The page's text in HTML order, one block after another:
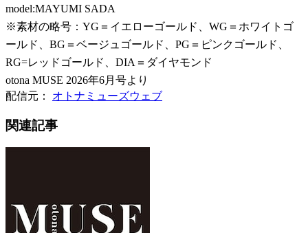
model:MAYUMI SADA
※素材の略号：YG＝イエローゴールド、WG＝ホワイトゴ
ールド、BG＝ベージュゴールド、PG＝ピンクゴールド、
RG=レッドゴールド、DIA＝ダイヤモンド
otona MUSE 2026年6月号より
配信元： オトナミューズウェブ
関連記事